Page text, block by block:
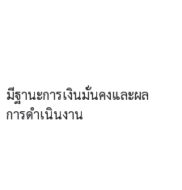
มีฐานะการเงินมั่นคงและผล
การดำเนินงาน